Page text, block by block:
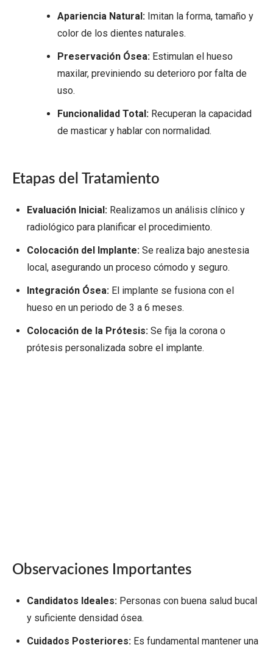
Apariencia Natural: Imitan la forma, tamaño y
color de los dientes naturales.
Preservación Ósea: Estimulan el hueso
maxilar, previniendo su deterioro por falta de
uso.
Funcionalidad Total: Recuperan la capacidad
de masticar y hablar con normalidad.
Etapas del Tratamiento
Evaluación Inicial: Realizamos un análisis clínico y
radiológico para planificar el procedimiento.
Colocación del Implante: Se realiza bajo anestesia
local, asegurando un proceso cómodo y seguro.
Integración Ósea: El implante se fusiona con el
hueso en un periodo de 3 a 6 meses.
Colocación de la Prótesis: Se fija la corona o
prótesis personalizada sobre el implante.
Observaciones Importantes
Candidatos Ideales: Personas con buena salud bucal
y suficiente densidad ósea.
Cuidados Posteriores: Es fundamental mantener una